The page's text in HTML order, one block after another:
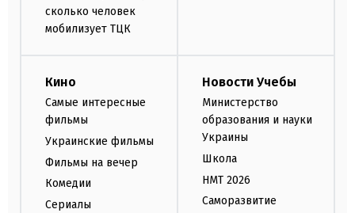
сколько человек
мобилизует ТЦК
Кино
Самые интересные
фильмы
Украинские фильмы
Фильмы на вечер
Комедии
Сериалы
Новости Учебы
Министерство
образования и науки
Украины
Школа
НМТ 2026
Саморазвитие